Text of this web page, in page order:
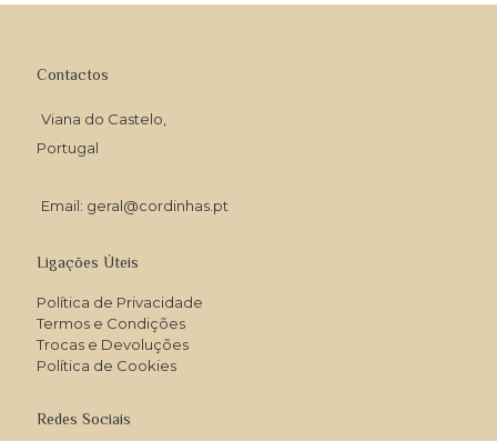
Contactos
Viana do Castelo,
Portugal
Email: geral@cordinhas.pt
Ligações Úteis
Política de Privacidade
Termos e Condições
Trocas e Devoluções
Política de Cookies
Redes Sociais